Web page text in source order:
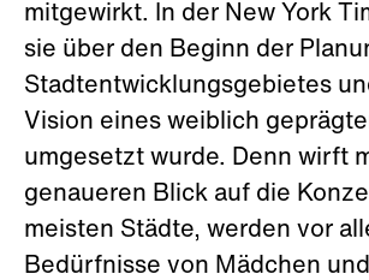
mitgewirkt. In der New York
sie über den Beginn der
Stadtentwicklungsgebietes
Vision eines weiblich
umgesetzt wurde. Denn wirft
genaueren Blick auf die
meisten Städte, werden vor
Bedürfnisse von Mädchen